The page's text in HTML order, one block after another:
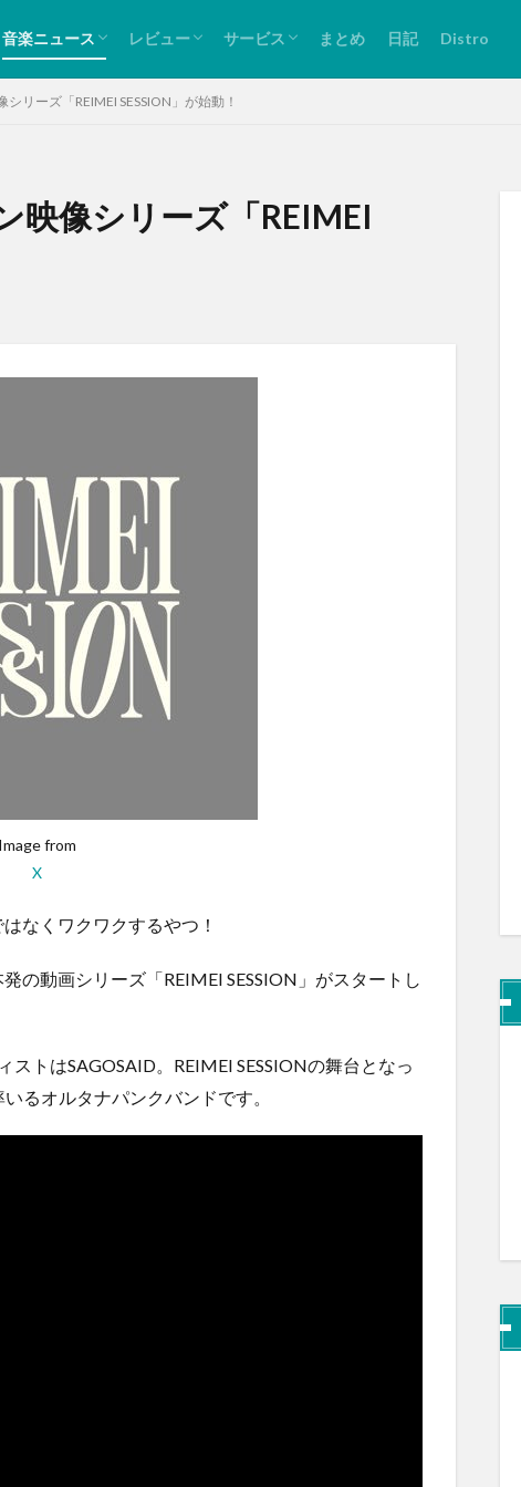
音楽ニュース
リリース情報
ライブ情報
レビュー
バンド紹介
ライブレビュー
音源紹介
サービス
Spotify
Bandcamp
Twitter
まとめ 日記 Distro
リーズ「REIMEI SESSION」が始動！
映像シリーズ「REIMEI
from
X
なくワクワクするやつ！
の動画シリーズ「REIMEI SESSION」がスタートし
トはSAGOSAID。REIMEI SESSIONの舞台となっ
るオルタナパンクバンドです。